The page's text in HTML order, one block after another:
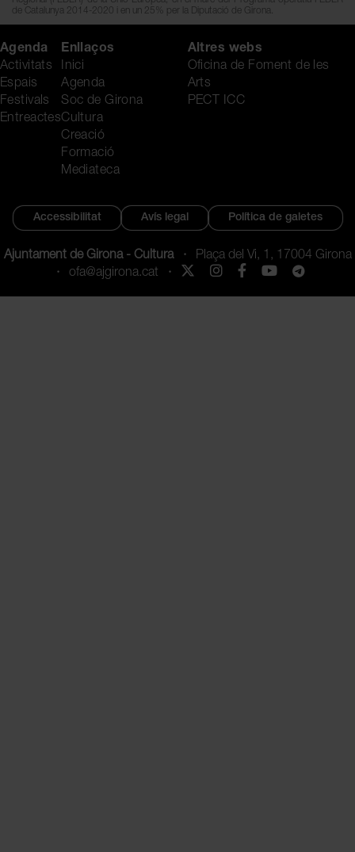
de Catalunya 2014-2020 i en un 25% per la Diputació de Girona.
Agenda
Activitats
Espais
Festivals
Entreactes
Enllaços
Inici
Agenda
Soc de Girona
Cultura
Creació
Formació
Mediateca
Altres webs
Oficina de Foment de les
Arts
PECT ICC
Accessibilitat Avís legal Política de galetes
Ajuntament de Girona - Cultura ·
Plaça del Vi, 1, 17004 Girona
·
ofa@ajgirona.cat ·